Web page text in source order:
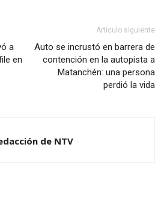
a
en
Artículo siguiente
Auto se incrustó en barrera de
contención en la autopista a
Matanchén: una persona
perdió la vida
de NTV